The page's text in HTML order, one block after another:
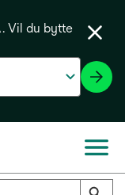
Vil du bytte